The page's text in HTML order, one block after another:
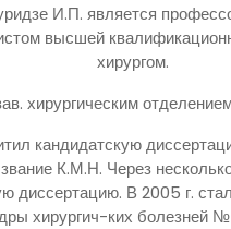
И.П. является
высшей
хирургом.
хирургическим
кандидатскую
К.М.Н. Через
диссертацию. В 2005 г.
хирургич-ких болезней